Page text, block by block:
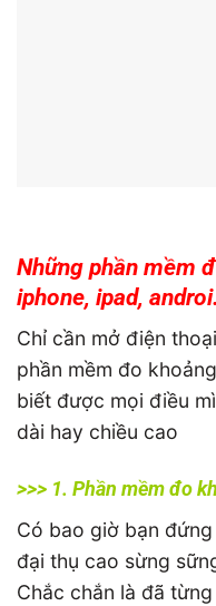
Những phần mềm
iphone, ipad,
Chỉ cần mở điện
phần mềm đo
biết được mọi điều
dài hay chiều cao
>>> 1. Phần mềm đo
Có bao giờ bạn
đại thụ cao sừng
Chắc chắn là đã